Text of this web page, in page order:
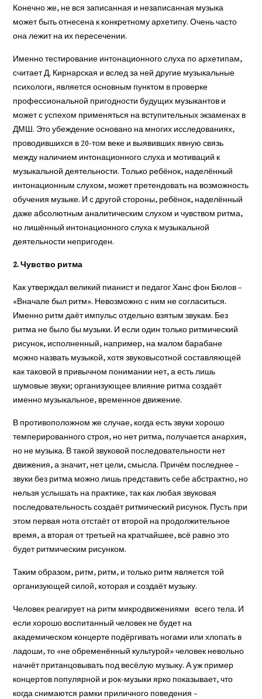
Конечно же, не вся записанная и незаписанная музыка
может быть отнесена к конкретному архетипу. Очень часто
она лежит на их пересечении.
Именно тестирование интонационного слуха по архетипам,
считает Д. Кирнарская и вслед за ней другие музыкальные
психологи, является основным пунктом в проверке
профессиональной пригодности будущих музыкантов и
может с успехом применяться на вступительных экзаменах в
ДМШ. Это убеждение основано на многих исследованиях,
проводившихся в 20-том веке и выявивших явную связь
между наличием интонационного слуха и мотиваций к
музыкальной деятельности. Только ребёнок, наделённый
интонационным слухом, может претендовать на возможность
обучения музыке. И с другой стороны, ребёнок, наделённый
даже абсолютным аналитическим слухом и чувством ритма,
но лишённый интонационного слуха к музыкальной
деятельности непригоден.
2. Чувство ритма
Как утверждал великий пианист и педагог Ханс фон Бюлов –
«Вначале был ритм». Невозможно с ним не согласиться.
Именно ритм даёт импульс отдельно взятым звукам. Без
ритма не было бы музыки. И если один только ритмический
рисунок, исполненный, например, на малом барабане
можно назвать музыкой, хотя звуковысотной составляющей
как таковой в привычном понимании нет, а есть лишь
шумовые звуки; организующее влияние ритма создаёт
именно музыкальное, временное движение.
В противоположном же случае, когда есть звуки хорошо
темперированного строя, но нет ритма, получается анархия,
но не музыка. В такой звуковой последовательности нет
движения, а значит, нет цели, смысла. Причём последнее –
звуки без ритма можно лишь представить себе абстрактно, но
нельзя услышать на практике, так как любая звуковая
последовательность создаёт ритмический рисунок. Пусть при
этом первая нота отстаёт от второй на продолжительное
время, а вторая от третьей на кратчайшее, всё равно это
будет ритмическим рисунком.
Таким образом, ритм, ритм, и только ритм является той
организующей силой, которая и создаёт музыку.
Человек реагирует на ритм микродвижениями всего тела. И
если хорошо воспитанный человек не будет на
академическом концерте подёргивать ногами или хлопать в
ладоши, то «не обременённый культурой» человек невольно
начнёт пританцовывать под весёлую музыку. А уж пример
концертов популярной и рок-музыки ярко показывает, что
когда снимаются рамки приличного поведения –